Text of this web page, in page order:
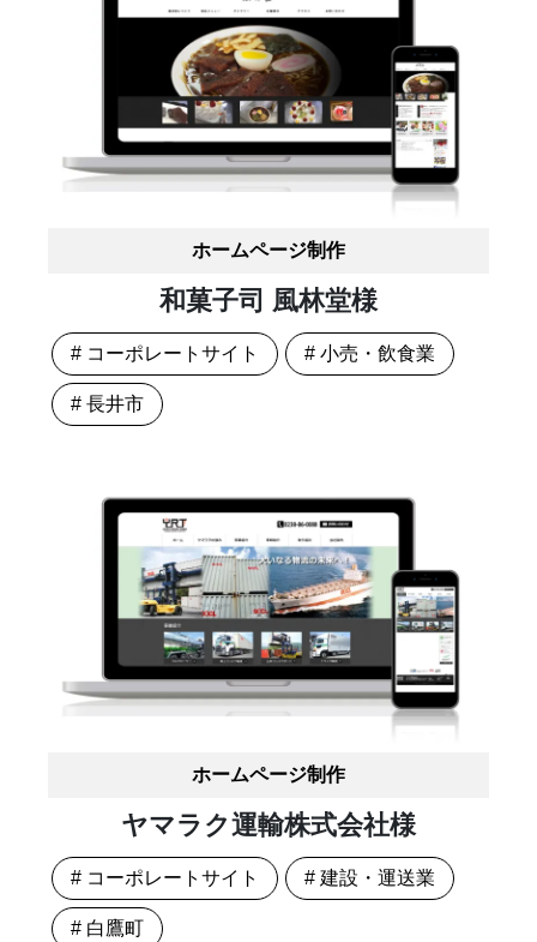
ホームページ制作
和菓子司 風林堂様
# コーポレートサイト # 小売・飲食業
# 長井市
ホームページ制作
ヤマラク運輸株式会社様
# コーポレートサイト # 建設・運送業
# 白鷹町